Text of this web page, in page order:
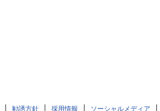
勧誘方針 採用情報 ソーシャルメディア